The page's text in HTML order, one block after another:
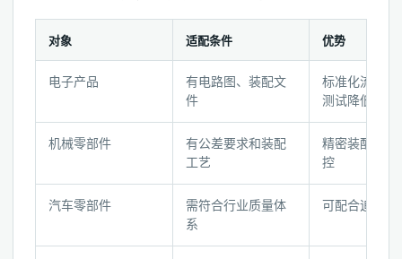
配
查
表
对象 适配条件 优势
电子产品
有电路图、装配文
件
标准化流程，
测试降低早期
机械零部件
有公差要求和装配
工艺
精密装配，扭
控
汽车零部件
需符合行业质量体
系
可配合追溯要